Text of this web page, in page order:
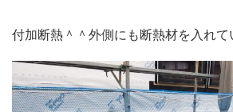
付加断熱＾＾外側にも断熱材を入れて